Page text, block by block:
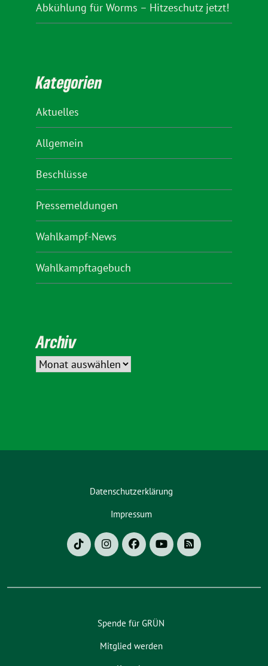
Abkühlung für Worms – Hitzeschutz jetzt!
Kategorien
Aktuelles
Allgemein
Beschlüsse
Pressemeldungen
Wahlkampf-News
Wahlkampftagebuch
Archiv
Datenschutzerklärung
Impressum
Spende für GRÜN
Mitglied werden